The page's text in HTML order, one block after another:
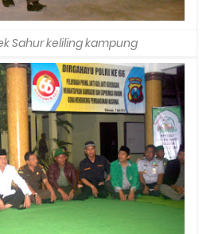
Sahur keliling kampung